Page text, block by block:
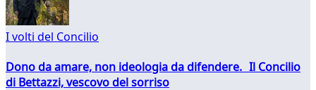
I volti del Concilio
Dono da amare, non ideologia da difendere. Il Concilio
di Bettazzi, vescovo del sorriso